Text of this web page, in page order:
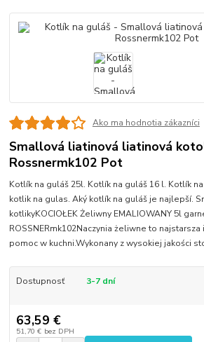
Ako ma hodnotia zákazníci
Smallová liatinová liatinová
Rossnermk102 Pot
Kotlík na guláš 25l. Kotlík na guláš 16 l. Kotlík
kotlik na gulas. Aký kotlík na guláš je najlepší.
kotlikyKOCIOŁEK Żeliwny EMALIOWANY 5l
ROSSNERmk102Naczynia żeliwne to
pomoc w kuchni.Wykonany z wysokiej jakości
Dostupnosť 3-7 dní
63,59 €
51,70 € bez DPH